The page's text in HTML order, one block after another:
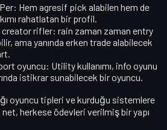
: Hem agresif pick alabilen hem de
rahatlatan bir profil.
rifler: rain zaman zaman entry
ama yanında erken trade alabilecek
oyuncu: Utility kullanımı, info oyunu
istikrar sunabilecek bir oyuncu.
oyuncu tipleri ve kurduğu sistemlere
net, herkese ödevleri verilmiş bir yapı